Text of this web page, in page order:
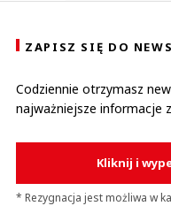
ZAPISZ SIĘ DO
Codziennie otrzymasz
najważniejsze informacje
Kliknij i
* Rezygnacja jest możliwa w